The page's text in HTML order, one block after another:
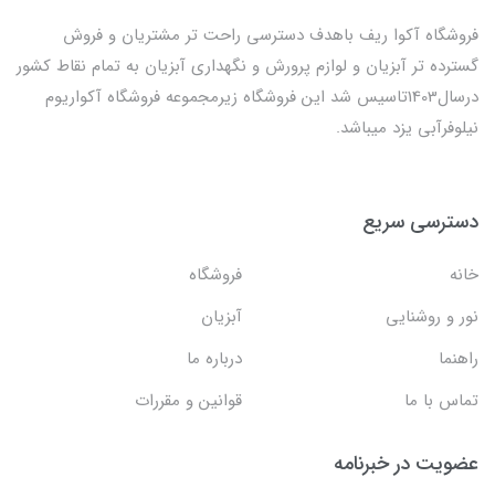
فروشگاه آکوا ریف باهدف دسترسی راحت تر مشتریان و فروش
گسترده تر آبزیان و لوازم پرورش و نگهداری آبزیان به تمام نقاط کشور
درسال1403تاسیس شد این فروشگاه زیرمجموعه فروشگاه آکواریوم
نیلوفرآبی یزد میباشد.
دسترسی سریع
خانه
فروشگاه
نور و روشنایی
آبزیان
راهنما
درباره ما
تماس با ما
قوانین و مقررات
عضویت در خبرنامه